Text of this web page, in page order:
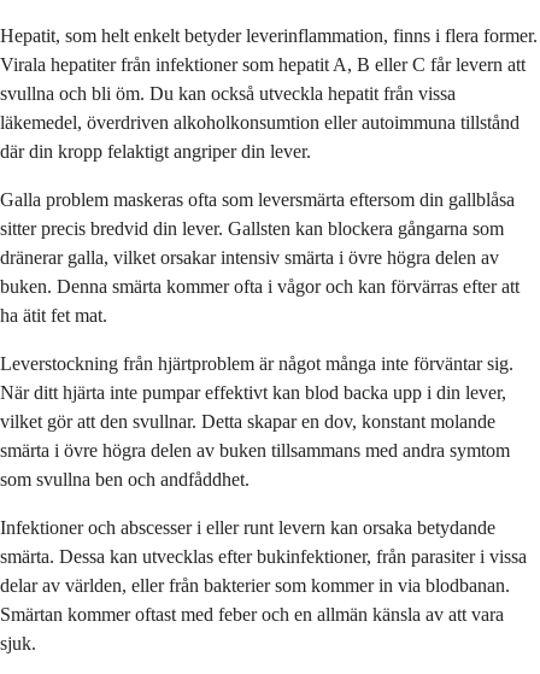
Hepatit, som helt enkelt betyder leverinflammation, finns i flera former.
Virala hepatiter från infektioner som hepatit A, B eller C får levern att
svullna och bli öm. Du kan också utveckla hepatit från vissa
läkemedel, överdriven alkoholkonsumtion eller autoimmuna tillstånd
där din kropp felaktigt angriper din lever.
Galla problem maskeras ofta som leversmärta eftersom din gallblåsa
sitter precis bredvid din lever. Gallsten kan blockera gångarna som
dränerar galla, vilket orsakar intensiv smärta i övre högra delen av
buken. Denna smärta kommer ofta i vågor och kan förvärras efter att
ha ätit fet mat.
Leverstockning från hjärtproblem är något många inte förväntar sig.
När ditt hjärta inte pumpar effektivt kan blod backa upp i din lever,
vilket gör att den svullnar. Detta skapar en dov, konstant molande
smärta i övre högra delen av buken tillsammans med andra symtom
som svullna ben och andfåddhet.
Infektioner och abscesser i eller runt levern kan orsaka betydande
smärta. Dessa kan utvecklas efter bukinfektioner, från parasiter i vissa
delar av världen, eller från bakterier som kommer in via blodbanan.
Smärtan kommer oftast med feber och en allmän känsla av att vara
sjuk.